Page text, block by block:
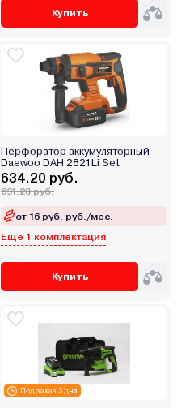
Купить
Перфоратор аккумуляторный
Daewoo DAH 2821Li Set
634.20 руб.
691.28 руб.
от 16 руб. руб./мес.
Еще 1 комплектация
Купить
Под заказ 3 дня